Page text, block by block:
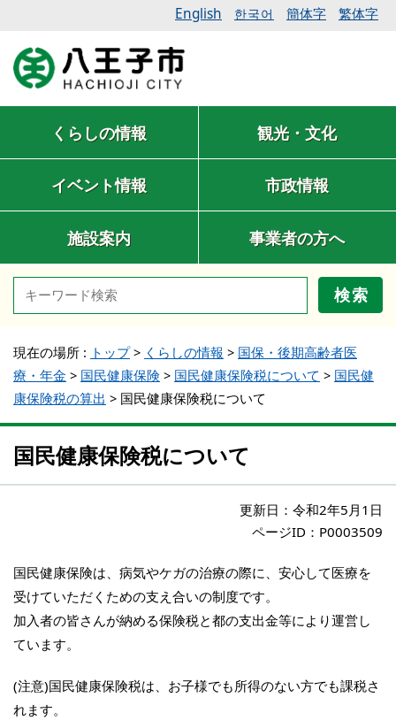
English 한국어 簡体字 繁体字
くらしの情報 観光・文化
イベント情報 市政情報
施設案内 事業者の方へ
検索
現在の場所 : トップ> くらしの情報 > 国保・後期高齢者医
療・年金 > 国民健康保険 > 国民健康保険税について > 国民健
康保険税の算出 > 国民健康保険税について
国民健康保険税について
更新日： 令和2年5月1日
ページID：P0003509
国民健康保険は、病気やケガの治療の際に、安心して医療を
受けていただくための支え合いの制度です。
加入者の皆さんが納める保険税と都の支出金等により運営し
ています。
(注意)国民健康保険税は、お子様でも所得のない方でも課税さ
れます。